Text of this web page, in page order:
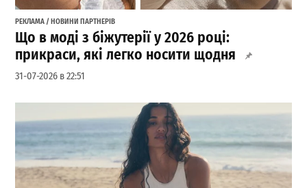
РЕКЛАМА / НОВИНИ ПАРТНЕРІВ
Що в моді з біжутерії у 2026 році:
прикраси, які легко носити щодня
31-07-2026 в 22:51